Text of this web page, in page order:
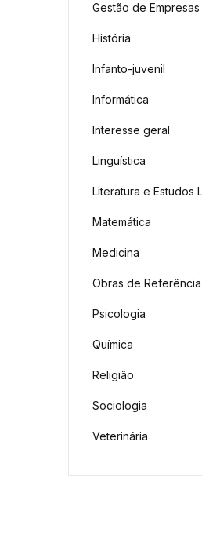
Gestão de Empresas
História
Infanto-juvenil
Informática
Interesse geral
Linguística
Literatura e Estudos
Matemática
Medicina
Obras de Referência
Psicologia
Química
Religião
Sociologia
Veterinária